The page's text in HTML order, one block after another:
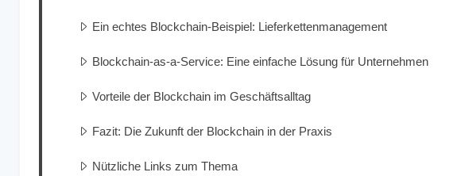
Ein echtes Blockchain-Beispiel: Lieferkettenmanagement
Blockchain-as-a-Service: Eine einfache Lösung für Unternehmen
Vorteile der Blockchain im Geschäftsalltag
Fazit: Die Zukunft der Blockchain in der Praxis
Nützliche Links zum Thema